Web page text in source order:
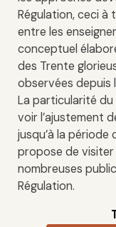
Régulation, ceci
entre les
conceptuel
des Trente
observées depuis
La particularité
voir l’ajustement
jusqu’à la
propose de visiter
nombreuses
Régulation.